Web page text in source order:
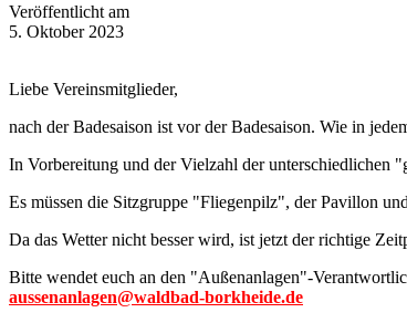
Veröffentlicht am
5. Oktober 2023
Liebe Vereinsmitglieder,
nach der Badesaison ist vor der Badesaison. Wie in
In Vorbereitung und der Vielzahl der unterschiedlichen
Es müssen die Sitzgruppe "Fliegenpilz", der Pavillon
Da das Wetter nicht besser wird, ist jetzt der richtige
Bitte wendet euch an den "Außenanlagen"-
aussenanlagen@waldbad-borkheide.de